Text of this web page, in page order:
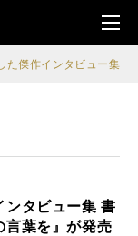
メニ
ュ
た傑作インタビュー集
ンタビュー集 書
葉を』が発売